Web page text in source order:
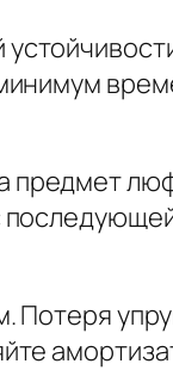
предмет
Потеря